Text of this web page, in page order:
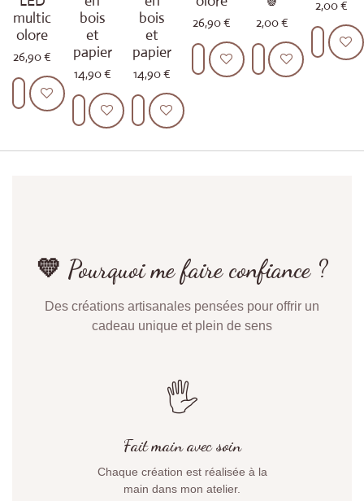
multic
olore
26,90 €
Ajouter au panier
bois
et
papier
14,90 €
Ajouter au panier
bois
et
papier
14,90 €
Ajouter au panier
26,90 €
Ajouter au panier
2,00 €
Ajouter au panier
2,00 €
Ajouter
💛 Pourquoi me faire confiance ?
Des créations artisanales pensées pour offrir un
cadeau unique et plein de sens
🖐️
Fait main avec soin
Chaque création est réalisée à la
main dans mon atelier.